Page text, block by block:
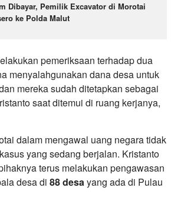
Dibayar, Pemilik Excavator di Morotai
ke Polda Malut
pemeriksaan terhadap dua
menyalahgunakan dana desa untuk
mereka sudah ditetapkan sebagai
saat ditemui di ruang kerjanya,
dalam mengawal uang negara tidak
yang sedang berjalan. Kristanto
terus melakukan pengawasan
desa di 88 desayang ada di Pulau